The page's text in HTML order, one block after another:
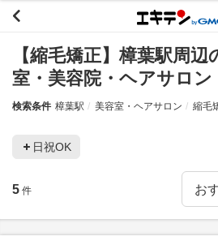
【縮毛矯正】樟葉駅周
室・美容院・ヘアサロン
検索条件 樟葉駅 美容室・ヘアサロン 縮毛
日祝OK
5 件